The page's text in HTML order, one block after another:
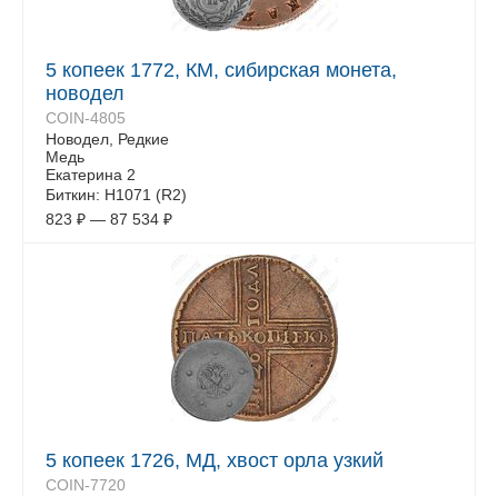
5 копеек 1772, КМ, сибирская монета,
новодел
COIN-4805
Новодел, Редкие
Медь
Екатерина 2
Биткин: Н1071 (R2)
823 ₽ — 87 534 ₽
5 копеек 1726, МД, хвост орла узкий
COIN-7720